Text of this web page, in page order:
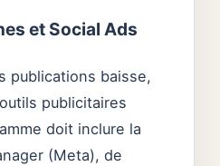
et Social Ads
publications baisse,
publicitaires
doit inclure la
(Meta), de